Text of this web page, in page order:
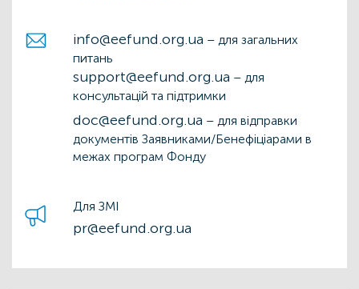
info@eefund.org.ua – для загальних
питань
support@eefund.org.ua – для
консультацій та підтримки
doc@eefund.org.ua – для відправки
документів Заявниками/Бенефіціарами в
межах програм Фонду
Для ЗМІ
pr@eefund.org.ua